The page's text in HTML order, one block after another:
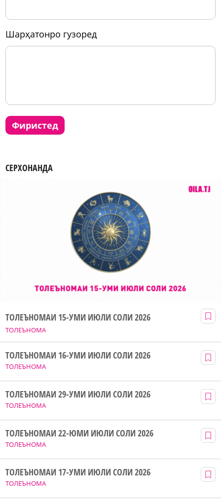
шарҳатонро гузоред
фиристед
СЕРХОНАНДА
ТОЛЕЪНОМА
ТОЛЕЪНОМАИ 15-УМИ ИЮЛИ СОЛИ 2026
ТОЛЕЪНОМА
ТОЛЕЪНОМАИ 16-УМИ ИЮЛИ СОЛИ 2026
ТОЛЕЪНОМА
ТОЛЕЪНОМАИ 29-УМИ ИЮЛИ СОЛИ 2026
ТОЛЕЪНОМА
ТОЛЕЪНОМАИ 22-ЮМИ ИЮЛИ СОЛИ 2026
ТОЛЕЪНОМА
ТОЛЕЪНОМАИ 17-УМИ ИЮЛИ СОЛИ 2026